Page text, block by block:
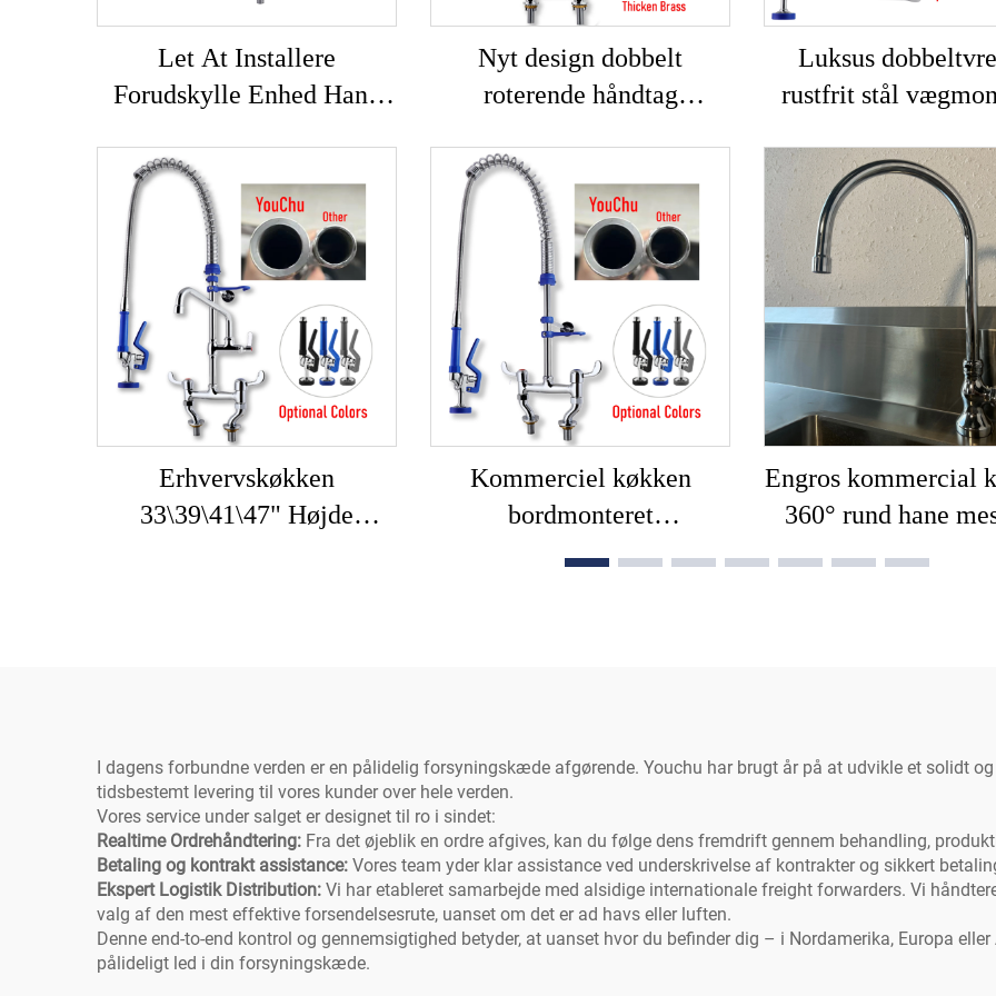
Let At Installere
Forudskylle Enhed Hane
Bordmonteret 12"
Professionel Hane
Forudskylle Enhed Med
Albue Køkken
Nyt design dobbelt
roterende håndtag
køkkenvandhane træk ud
moderne 304 rustfrit stål +
messing køkkenvaskhaner
Luksus
rustfrit stål
varmt/koldt vand
kommercial-
køkkener
Erhvervskøkken
33\39\41\47" Højde
Kommerciel køkken
bordmonteret
forrensningshane
Engros kommercial
360° rund hane
krom + rustfrit
I dagens forbundne verden er en pålidelig forsyningskæde afgørende. Youchu har brugt år på at udvikle et solidt
tidsbestemt levering til vores kunder over hele verden.
Vores service under salget er designet til ro i sindet:
Realtime Ordrehåndtering: Fra det øjeblik en ordre afgives, kan du følge dens fremdrift gennem behandling,
Betaling og kontrakt assistance: Vores team yder klar assistance ved underskrivelse af kontrakter og sikkert
Ekspert Logistik Distribution: Vi har etableret samarbejde med alsidige internationale freight forwarders. Vi
valg af den mest effektive forsendelsesrute, uanset om det er ad havs eller luften.
Denne end-to-end kontrol og gennemsigtighed betyder, at uanset hvor du befinder dig – i Nordamerika, Europa
pålideligt led i din forsyningskæde.